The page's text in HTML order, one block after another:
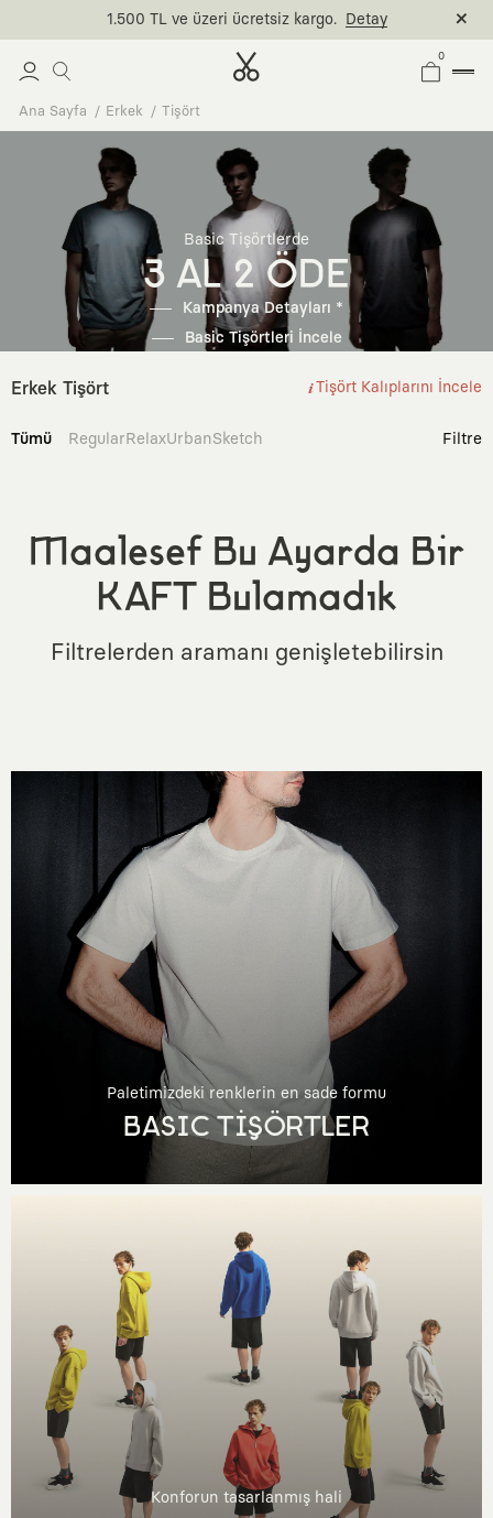
1.500 TL ve üzeri ücretsiz kargo. Detay
0
Ana Sayfa Erkek Tişört
Basic Tişörtlerde
3 AL 2 ÖDE
Kampanya Detayları *
Basic Tişörtleri İncele
Erkek Tişört Tişört Kalıplarını İncele
Tümü RegularRelaxUrbanSketch Filtre
Maalesef Bu Ayarda Bir
KAFT Bulamadık
Filtrelerden aramanı genişletebilirsin
Paletimizdeki renklerin en sade formu
BASIC TİŞÖRTLER
Konforun tasarlanmış hali